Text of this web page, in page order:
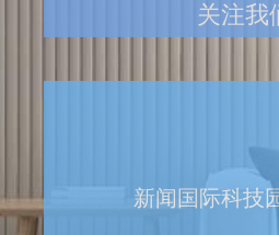
关注我
新闻国际科技